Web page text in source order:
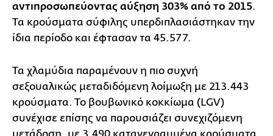
αντιπροσωπεύοντας αύξηση 303% από το 2015.
Τα κρούσματα σύφιλης υπερδιπλασιάστηκαν την
ίδια περίοδο και έφτασαν τα 45.577.
Τα χλαμύδια παραμένουν η πιο συχνή
σεξουαλικώς μεταδιδόμενη λοίμωξη με 213.443
κρούσματα. Το βουβωνικό κοκκίωμα (LGV)
συνέχισε επίσης να παρουσιάζει συνεχιζόμενη